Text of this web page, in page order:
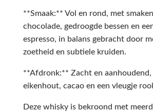
**Smaak:** Vol en rond, met
chocolade, gedroogde bessen en
espresso, in balans gebracht door
zoetheid en subtiele kruiden.
**Afdronk:** Zacht en
eikenhout, cacao en een vleugje
Deze whisky is bekroond met